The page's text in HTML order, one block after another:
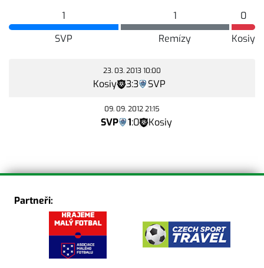
1
SVP
1
Remízy
0
Kosiy
23. 03. 2013 10:00
Kosiy 3:3 SVP
09. 09. 2012 21:15
SVP 1:0 Kosiy
Partneři: